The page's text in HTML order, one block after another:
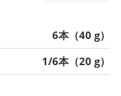
6本（40 g）
1/6本（20 g）